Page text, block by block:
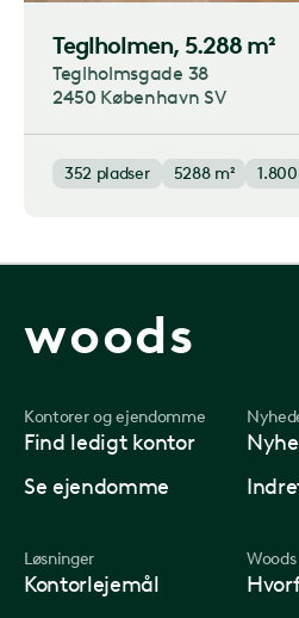
Teglholmen, 5.288 m²
Teglholmsgade 38
2450 København SV
352 pladser 5288 m² 1.800
woods
Kontorer og ejendomme
Find ledigt kontor
Se ejendomme
Løsninger
Kontorlejemål
Woods